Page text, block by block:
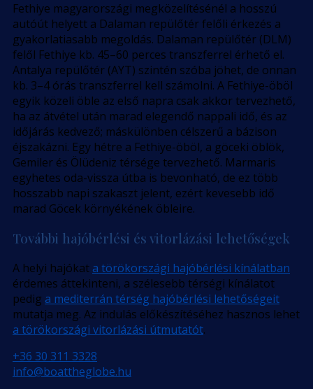
Fethiye magyarországi megközelítésénél a hosszú
autóút helyett a Dalaman repülőtér felőli érkezés a
gyakorlatiasabb megoldás. Dalaman repülőtér (DLM)
felől Fethiye kb. 45–60 perces transzferrel érhető el.
Antalya repülőtér (AYT) szintén szóba jöhet, de onnan
kb. 3–4 órás transzferrel kell számolni. A Fethiye-öböl
egyik közeli öble az első napra csak akkor tervezhető,
ha az átvétel után marad elegendő nappali idő, és az
időjárás kedvező; máskülönben célszerű a bázison
éjszakázni. Egy hétre a Fethiye-öböl, a göceki öblök,
Gemiler és Ölüdeniz térsége tervezhető. Marmaris
egyhetes oda-vissza útba is bevonható, de ez több
hosszabb napi szakaszt jelent, ezért kevesebb idő
marad Göcek környékének öbleire.
További hajóbérlési és vitorlázási lehetőségek
A helyi hajókata törökországi hajóbérlési kínálatban
érdemes áttekinteni, a szélesebb térségi kínálatot
pedig a mediterrán térség hajóbérlési lehetőségeit
mutatja meg. Az indulás előkészítéséhez hasznos lehet
a törökországi vitorlázási útmutatót.
+36 30 311 3328
info@boattheglobe.hu